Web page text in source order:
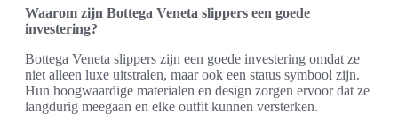
Waarom zijn Bottega Veneta slippers een goede
investering?
Bottega Veneta slippers zijn een goede investering omdat ze
niet alleen luxe uitstralen, maar ook een status symbool zijn.
Hun hoogwaardige materialen en design zorgen ervoor dat ze
langdurig meegaan en elke outfit kunnen versterken.